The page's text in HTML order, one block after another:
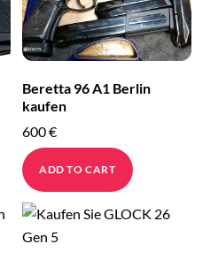
Beretta 96 A1 Berlin
kaufen
600€
ADD TO CART